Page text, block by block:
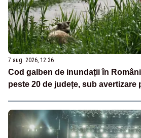
7 aug. 2026, 12:36
Cod galben de inundații în
peste 20 de județe, sub avertizare